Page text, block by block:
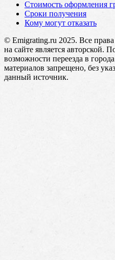
Стоимость оформления
Сроки получения
Кому могут отказать
© Emigrating.ru 2025. Все
на сайте является авторской.
возможности переезда в
материалов запрещено, без
данный источник.